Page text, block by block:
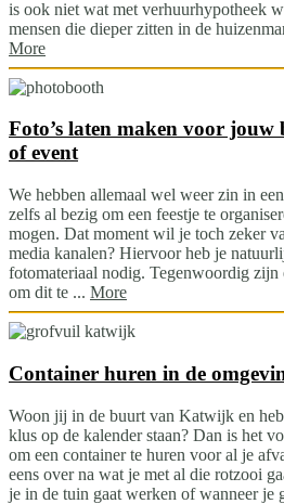
is ook niet wat met verhuurhypotheek
mensen die dieper zitten in de
More
Foto’s laten maken voor
of event
We hebben allemaal wel weer zin in
zelfs al bezig om een feestje te
mogen. Dat moment wil je toch zeker
media kanalen? Hiervoor heb je
fotomateriaal nodig. Tegenwoordig zijn
om dit te ... More
Container huren in de
Woon jij in de buurt van Katwijk en
klus op de kalender staan? Dan is het
om een container te huren voor al je
eens over na wat je met al die rotzooi
je in de tuin gaat werken of wanneer je